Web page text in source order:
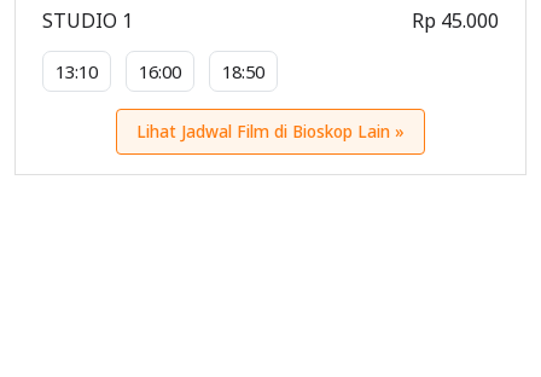
STUDIO 1
13:10 16:00 18:50
Rp 45.000
Lihat Jadwal Film di Bioskop Lain »